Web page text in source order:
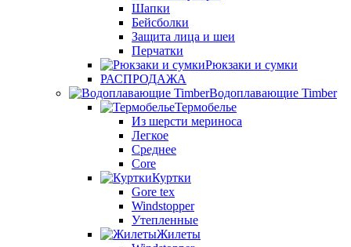
Шапки
Бейсболки
Защита лица и шеи
Перчатки
Рюкзаки и сумки
РАСПРОДАЖА
Водоплавающие Timber
Термобелье
Из шерсти мериноса
Легкое
Среднее
Core
Куртки
Gore tex
Windstopper
Утепленные
Жилеты